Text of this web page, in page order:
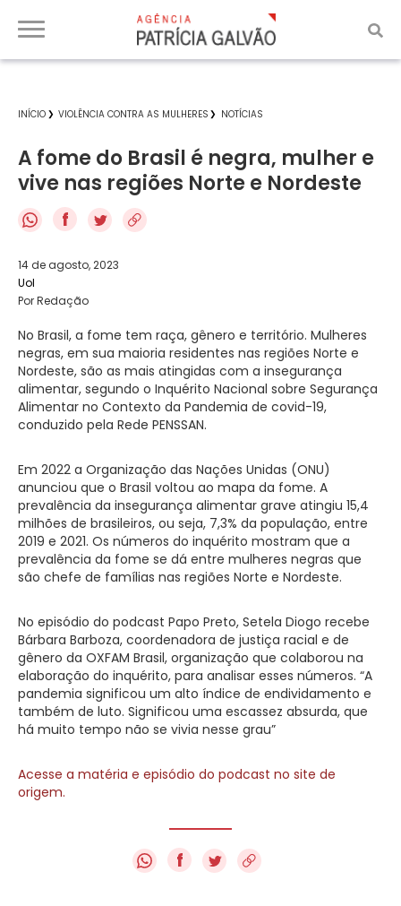
INÍCIO VIOLÊNCIA CONTRA AS MULHERES NOTÍCIAS
A fome do Brasil é negra, mulher e
vive nas regiões Norte e Nordeste
f
14 de agosto, 2023
Uol
Por Redação
No Brasil, a fome tem raça, gênero e território. Mulheres
negras, em sua maioria residentes nas regiões Norte e
Nordeste, são as mais atingidas com a insegurança
alimentar, segundo o Inquérito Nacional sobre Segurança
Alimentar no Contexto da Pandemia de covid-19,
conduzido pela Rede PENSSAN.
Em 2022 a Organização das Nações Unidas (ONU)
anunciou que o Brasil voltou ao mapa da fome. A
prevalência da insegurança alimentar grave atingiu 15,4
milhões de brasileiros, ou seja, 7,3% da população, entre
2019 e 2021. Os números do inquérito mostram que a
prevalência da fome se dá entre mulheres negras que
são chefe de famílias nas regiões Norte e Nordeste.
No episódio do podcast Papo Preto, Setela Diogo recebe
Bárbara Barboza, coordenadora de justiça racial e de
gênero da OXFAM Brasil, organização que colaborou na
elaboração do inquérito, para analisar esses números. “A
pandemia significou um alto índice de endividamento e
também de luto. Significou uma escassez absurda, que
há muito tempo não se vivia nesse grau”
Acesse a matéria e episódio do podcast no site de
origem.
f